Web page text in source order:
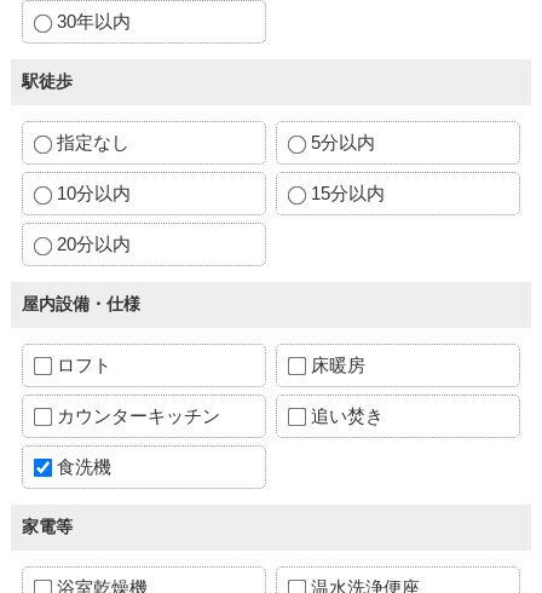
30年以内
駅徒歩
指定なし 5分以内
10分以内 15分以内
20分以内
屋内設備・仕様
ロフト 床暖房
カウンターキッチン 追い焚き
食洗機
家電等
浴室乾燥機 温水洗浄便座